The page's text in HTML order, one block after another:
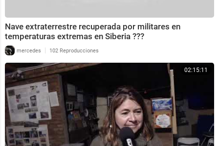
Nave extraterrestre recuperada por militares en
temperaturas extremas en Siberia ???
mercedes | 102 Reproducciones
02:15:11